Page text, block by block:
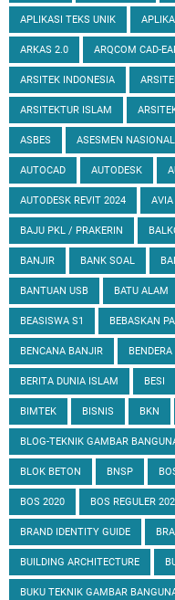
APLIKASI TEKS UNIK
ARKAS 2.0 ARQCOM CAD-
ARSITEK INDONESIA
ARSITEKTUR ISLAM
ASBES ASESMEN NASIONAL
AUTOCAD AUTODESK
AUTODESK REVIT 2024 AVIA
BAJU PKL / PRAKERIN
BANJIR BANK SOAL
BANTUAN USB BATU ALAM
BEASISWA S1 BEBASKAN
BENCANA BANJIR
BERITA DUNIA ISLAM BESI
BIMTEK BISNIS BKN
BLOG-TEKNIK GAMBAR
BLOK BETON BNSP
BOS 2020 BOS REGULER
BRAND IDENTITY GUIDE
BUILDING ARCHITECTURE
BUKU TEKNIK GAMBAR